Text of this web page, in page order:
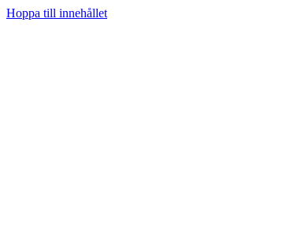
Hoppa till innehållet